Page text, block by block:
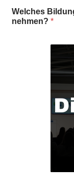
Welches
nehmen?*